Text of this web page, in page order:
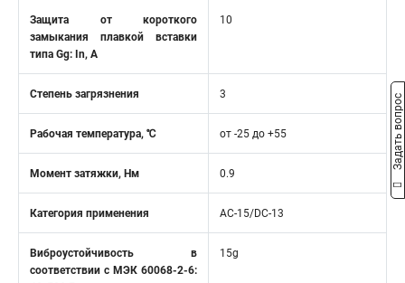
Защита от короткого
замыкания плавкой вставки
типа Gg: In, A
10
Степень загрязнения 3
Рабочая температура, ℃ от -25 до +55
Момент затяжки, Нм 0.9
Категория применения AC-15/DC-13
Виброустойчивость в
соответствии с МЭК 60068-2-6:
15g
Задать вопрос